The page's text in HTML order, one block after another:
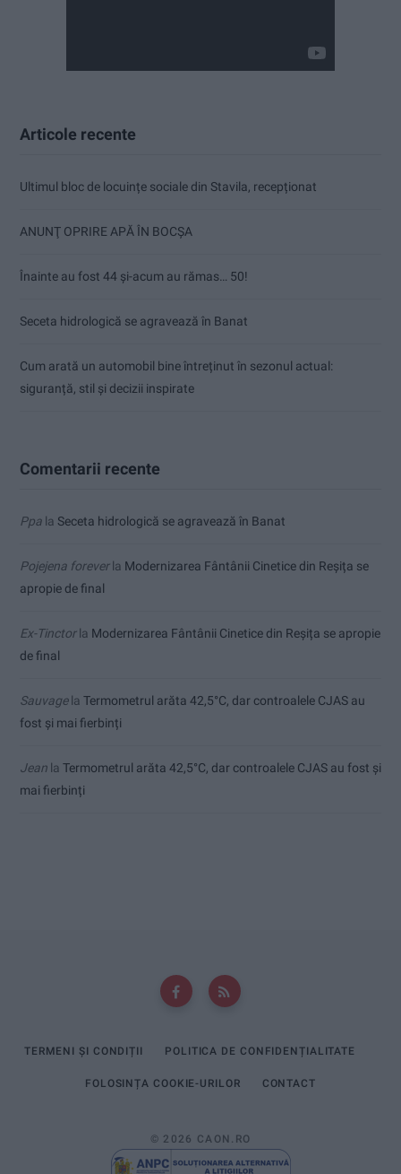
Articole recente
Ultimul bloc de locuințe sociale din Stavila, recepționat
ANUNŢ OPRIRE APĂ ÎN BOCȘA
Înainte au fost 44 și-acum au rămas… 50!
Seceta hidrologică se agravează în Banat
Cum arată un automobil bine întreținut în sezonul actual:
siguranță, stil și decizii inspirate
Comentarii recente
Ppa la Seceta hidrologică se agravează în Banat
Pojejena foreverla Modernizarea Fântânii Cinetice din Reșița se
apropie de final
Ex-Tinctorla Modernizarea Fântânii Cinetice din Reșița se apropie
de final
Sauvagela Termometrul arăta 42,5°C, dar controalele CJAS au
fost și mai fierbinți
Jean la Termometrul arăta 42,5°C, dar controalele CJAS au fost și
mai fierbinți
TERMENI ȘI CONDIȚII POLITICA DE CONFIDENȚIALITATE
FOLOSINȚA COOKIE-URILOR CONTACT
© 2026 CAON.RO